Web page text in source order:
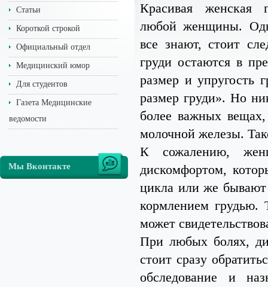
Статьи
Короткой строкой
Официальный отдел
Медицинский юмор
Для студентов
Газета Медицинские
ведомости
Мы Вконтакте
Красивая женская
любой женщины.
все знают, стоит
груди остаются в
размер и упругость
размер груди». Но
более важных
молочной железы.
К сожалению,
дискомфортом,
цикла или же бывают
кормлением грудью.
может
При любых болях,
стоит сразу
обследование и